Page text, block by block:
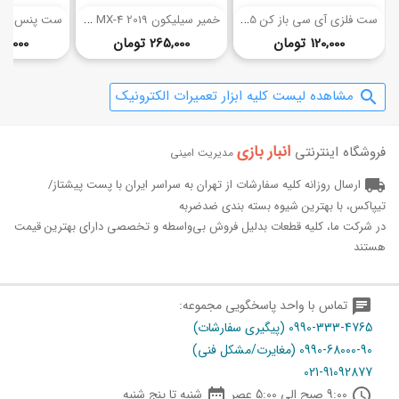
س
ت فلزی آی سی باز کن 5 تایی
قیمت 120,000 تومان
خ
میر سیلیکون MX-4 2019 (4 گرم)
قیمت265,000 تومان 95,000
search مشاهده لیست کلیه ابزار تعمیرات الکترونیک
فروشگاه اینترنتی انبار بازی‌ مدیریت امینی
local_shipping ارسال روزانه کلیه سفارشات از تهران به سراسر ایران با پست پیشتاز/
تیپاکس، با بهترین شیوه بسته بندی ضدضربه
در شرکت ما، کلیه قطعات بدلیل فروش بی‌واسطه و تخصصی دارای بهترین قیمت
هستند
chat تماس با واحد پاسخگویی مجموعه:
0990-333-4765 (پیگیری سفارشات)
0990-68000-90 (مغایرت/مشکل فنی)
021-91092877
شنبه تا پنج شنبه